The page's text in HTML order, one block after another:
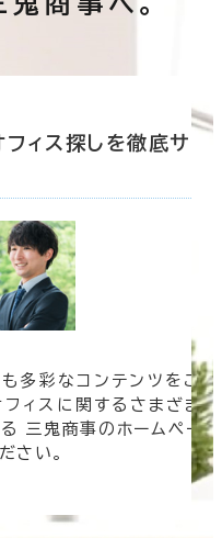
ィス探しを徹底サ
多彩なコンテンツをご
フィスに関するさまざま
三鬼商事のホームペー
さい。